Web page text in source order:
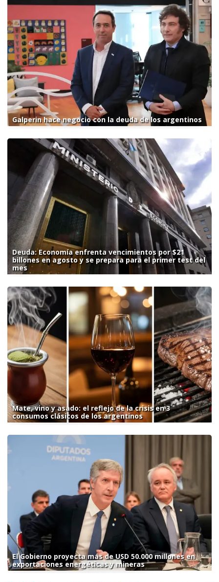
Galperin hace negocio con la deuda de los argentinos
Deuda: Economía enfrenta vencimientos por $21
billones en agosto y se prepara para el primer test del
mes
Mate, vino y asado: el reflejo de la crisis en 3
consumos clásicos de los argentinos
El Gobierno proyecta más de USD 50.000 millones en
exportaciones energéticas y mineras